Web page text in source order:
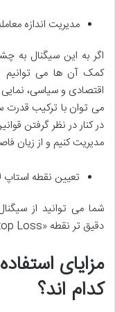
مدیریت اندازه
اگر به این سیگنال به
کمک آن ها می توانیم
اقتصادی و سیاسی، نمایی
می توان با ترکیب
در کنار در نظر گرفتن
مدیریت کنیم و از زیان
تعیین نقطه
شما می توانید از
دقیق تر نقطه «Stop Loss» کمک بگیرید.
مزایای
کدام اند؟